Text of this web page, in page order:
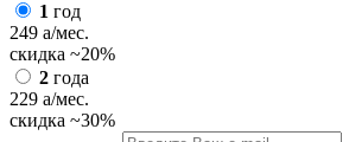
1 год
249 a/мес.
скидка ~20%
2 года
229 a/мес.
скидка ~30%